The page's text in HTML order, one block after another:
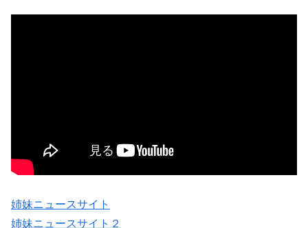
姉妹ニュースサイト
姉妹ニュースサイト２